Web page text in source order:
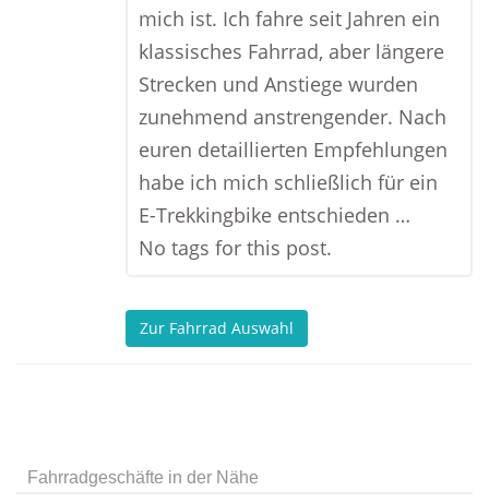
mich ist. Ich fahre seit Jahren ein
klassisches Fahrrad, aber längere
Strecken und Anstiege wurden
zunehmend anstrengender. Nach
euren detaillierten Empfehlungen
habe ich mich schließlich für ein
E-Trekkingbike entschieden …
No tags for this post.
Zur Fahrrad Auswahl
Fahrradgeschäfte in der Nähe